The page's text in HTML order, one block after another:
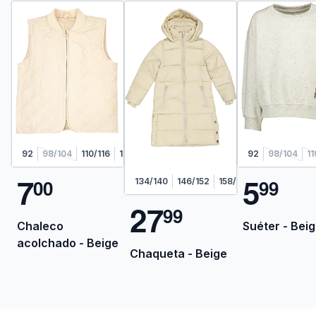
92 98/104 110/116 122/128
700
Chaleco
acolchado - Beige
134/140 146/152 158/164
2799
Chaqueta - Beige
92 98/104
599
Suéter -